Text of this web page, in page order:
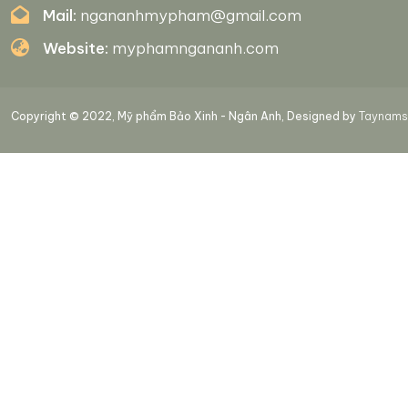
Mail: ngananhmypham@gmail.com
Website: myphamngananh.com
Copyright © 2022, Mỹ phẩm Bảo Xinh - Ngân Anh, Designed by